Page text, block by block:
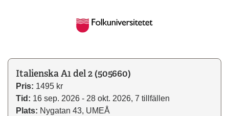
Italienska A1 del 2 (505660)
Pris: 1495 kr
Tid: 16 sep. 2026 - 28 okt. 2026, 7 tillfällen
Plats: Nygatan 43, UMEÅ